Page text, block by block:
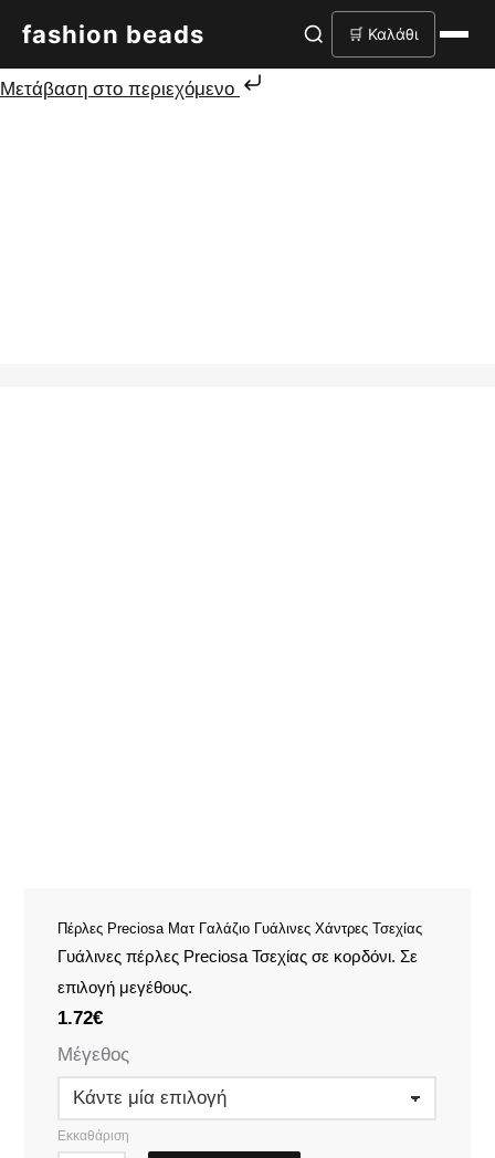
fashion beads 🛒 Καλάθι
Μετάβαση στο περιεχόμενο
Πέρλες Preciosa Ματ Γαλάζιο Γυάλινες Χάντρες Τσεχίας
Γυάλινες πέρλες Preciosa Τσεχίας σε κορδόνι. Σε
επιλογή μεγέθους.
1.72€
Μέγεθος
Εκκαθάριση